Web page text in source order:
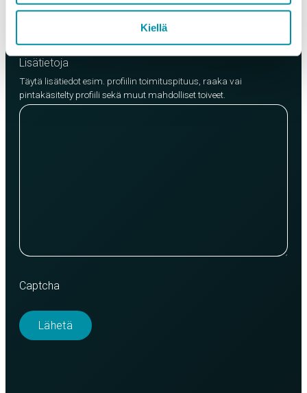
Kiellä
Lisää tuote
Lisätietoja
Täytä lisätiedot esim. profiilin toimituspituus, raaka vai
pintakäsitelty profiili sekä muut mahdolliset toiveet.
Captcha